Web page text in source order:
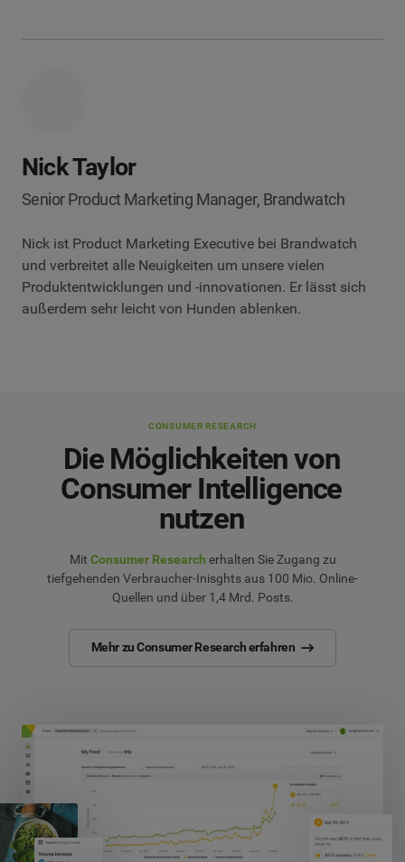
Nick Taylor
Senior Product Marketing Manager, Brandwatch
Nick ist Product Marketing Executive bei Brandwatch
und verbreitet alle Neuigkeiten um unsere vielen
Produktentwicklungen und -innovationen. Er lässt sich
außerdem sehr leicht von Hunden ablenken.
CONSUMER RESEARCH
Die Möglichkeiten von
Consumer Intelligence
nutzen
Mit Consumer Research erhalten Sie Zugang zu
tiefgehenden Verbraucher-Inisghts aus 100 Mio. Online-
Quellen und über 1,4 Mrd. Posts.
Mehr zu Consumer Research erfahren